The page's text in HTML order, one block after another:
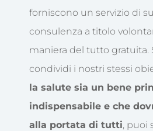
forniscono un servizio di
consulenza a titolo
maniera del tutto gratuita.
condividi i nostri stessi
la salute sia un bene
indispensabile e che
alla portata di tutti, puoi